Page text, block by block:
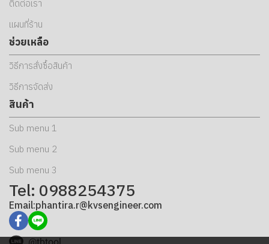
ติดต่อเรา
แผนที่ร้าน
ช่วยเหลือ
วิธีการสั่งซื้อสินค้า
วิธีการจัดส่ง
สินค้า
Sub menu 1
Sub menu 2
Sub menu 3
Tel: 0988254375
Email:phantira.r@kvsengineer.com
@tbtool